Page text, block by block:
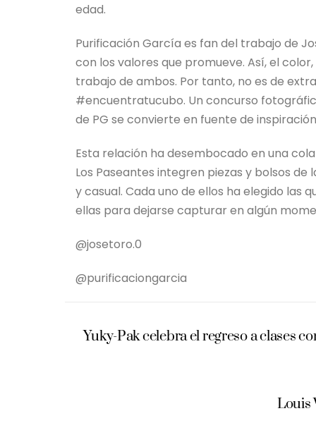
edad.
Purificación García es fan del trabajo de
con los valores que promueve. Así, el
trabajo de ambos. Por tanto, no es de
#encuentratucubo. Un concurso
de PG se convierte en fuente de
Esta relación ha desembocado en una
Los Paseantes integren piezas y bolsos
y casual. Cada uno de ellos ha elegido las
ellas para dejarse capturar en algún
@josetoro.0
@purificaciongarcia
Yuky-Pak celebra el regreso a clases
Louis